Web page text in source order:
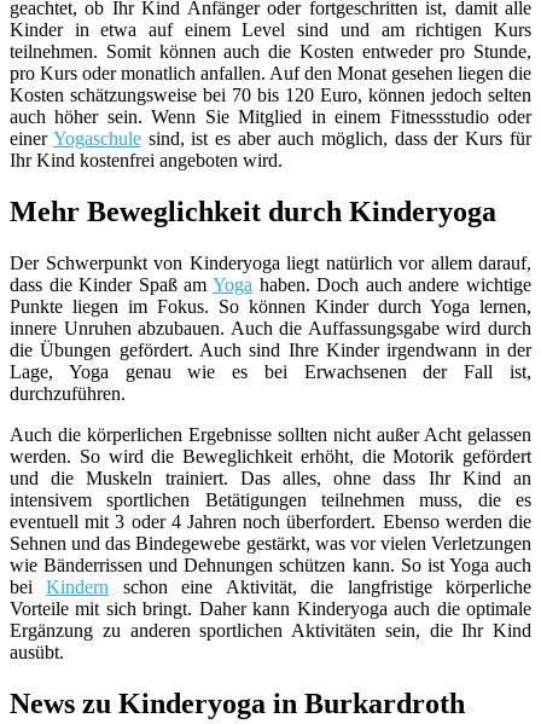
geachtet, ob Ihr Kind Anfänger oder fortgeschritten ist, damit alle
Kinder in etwa auf einem Level sind und am richtigen Kurs
teilnehmen. Somit können auch die Kosten entweder pro Stunde,
pro Kurs oder monatlich anfallen. Auf den Monat gesehen liegen die
Kosten schätzungsweise bei 70 bis 120 Euro, können jedoch selten
auch höher sein. Wenn Sie Mitglied in einem Fitnessstudio oder
einer Yogaschulesind, ist es aber auch möglich, dass der Kurs für
Ihr Kind kostenfrei angeboten wird.
Mehr Beweglichkeit durch Kinderyoga
Der Schwerpunkt von Kinderyoga liegt natürlich vor allem darauf,
dass die Kinder Spaß am Yoga haben. Doch auch andere wichtige
Punkte liegen im Fokus. So können Kinder durch Yoga lernen,
innere Unruhen abzubauen. Auch die Auffassungsgabe wird durch
die Übungen gefördert. Auch sind Ihre Kinder irgendwann in der
Lage, Yoga genau wie es bei Erwachsenen der Fall ist,
durchzuführen.
Auch die körperlichen Ergebnisse sollten nicht außer Acht gelassen
werden. So wird die Beweglichkeit erhöht, die Motorik gefördert
und die Muskeln trainiert. Das alles, ohne dass Ihr Kind an
intensivem sportlichen Betätigungen teilnehmen muss, die es
eventuell mit 3 oder 4 Jahren noch überfordert. Ebenso werden die
Sehnen und das Bindegewebe gestärkt, was vor vielen Verletzungen
wie Bänderrissen und Dehnungen schützen kann. So ist Yoga auch
beiKindern schon eine Aktivität, die langfristige körperliche
Vorteile mit sich bringt. Daher kann Kinderyoga auch die optimale
Ergänzung zu anderen sportlichen Aktivitäten sein, die Ihr Kind
ausübt.
News zu Kinderyoga in Burkardroth